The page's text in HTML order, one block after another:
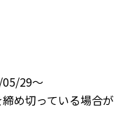
29～
め切っている場合が